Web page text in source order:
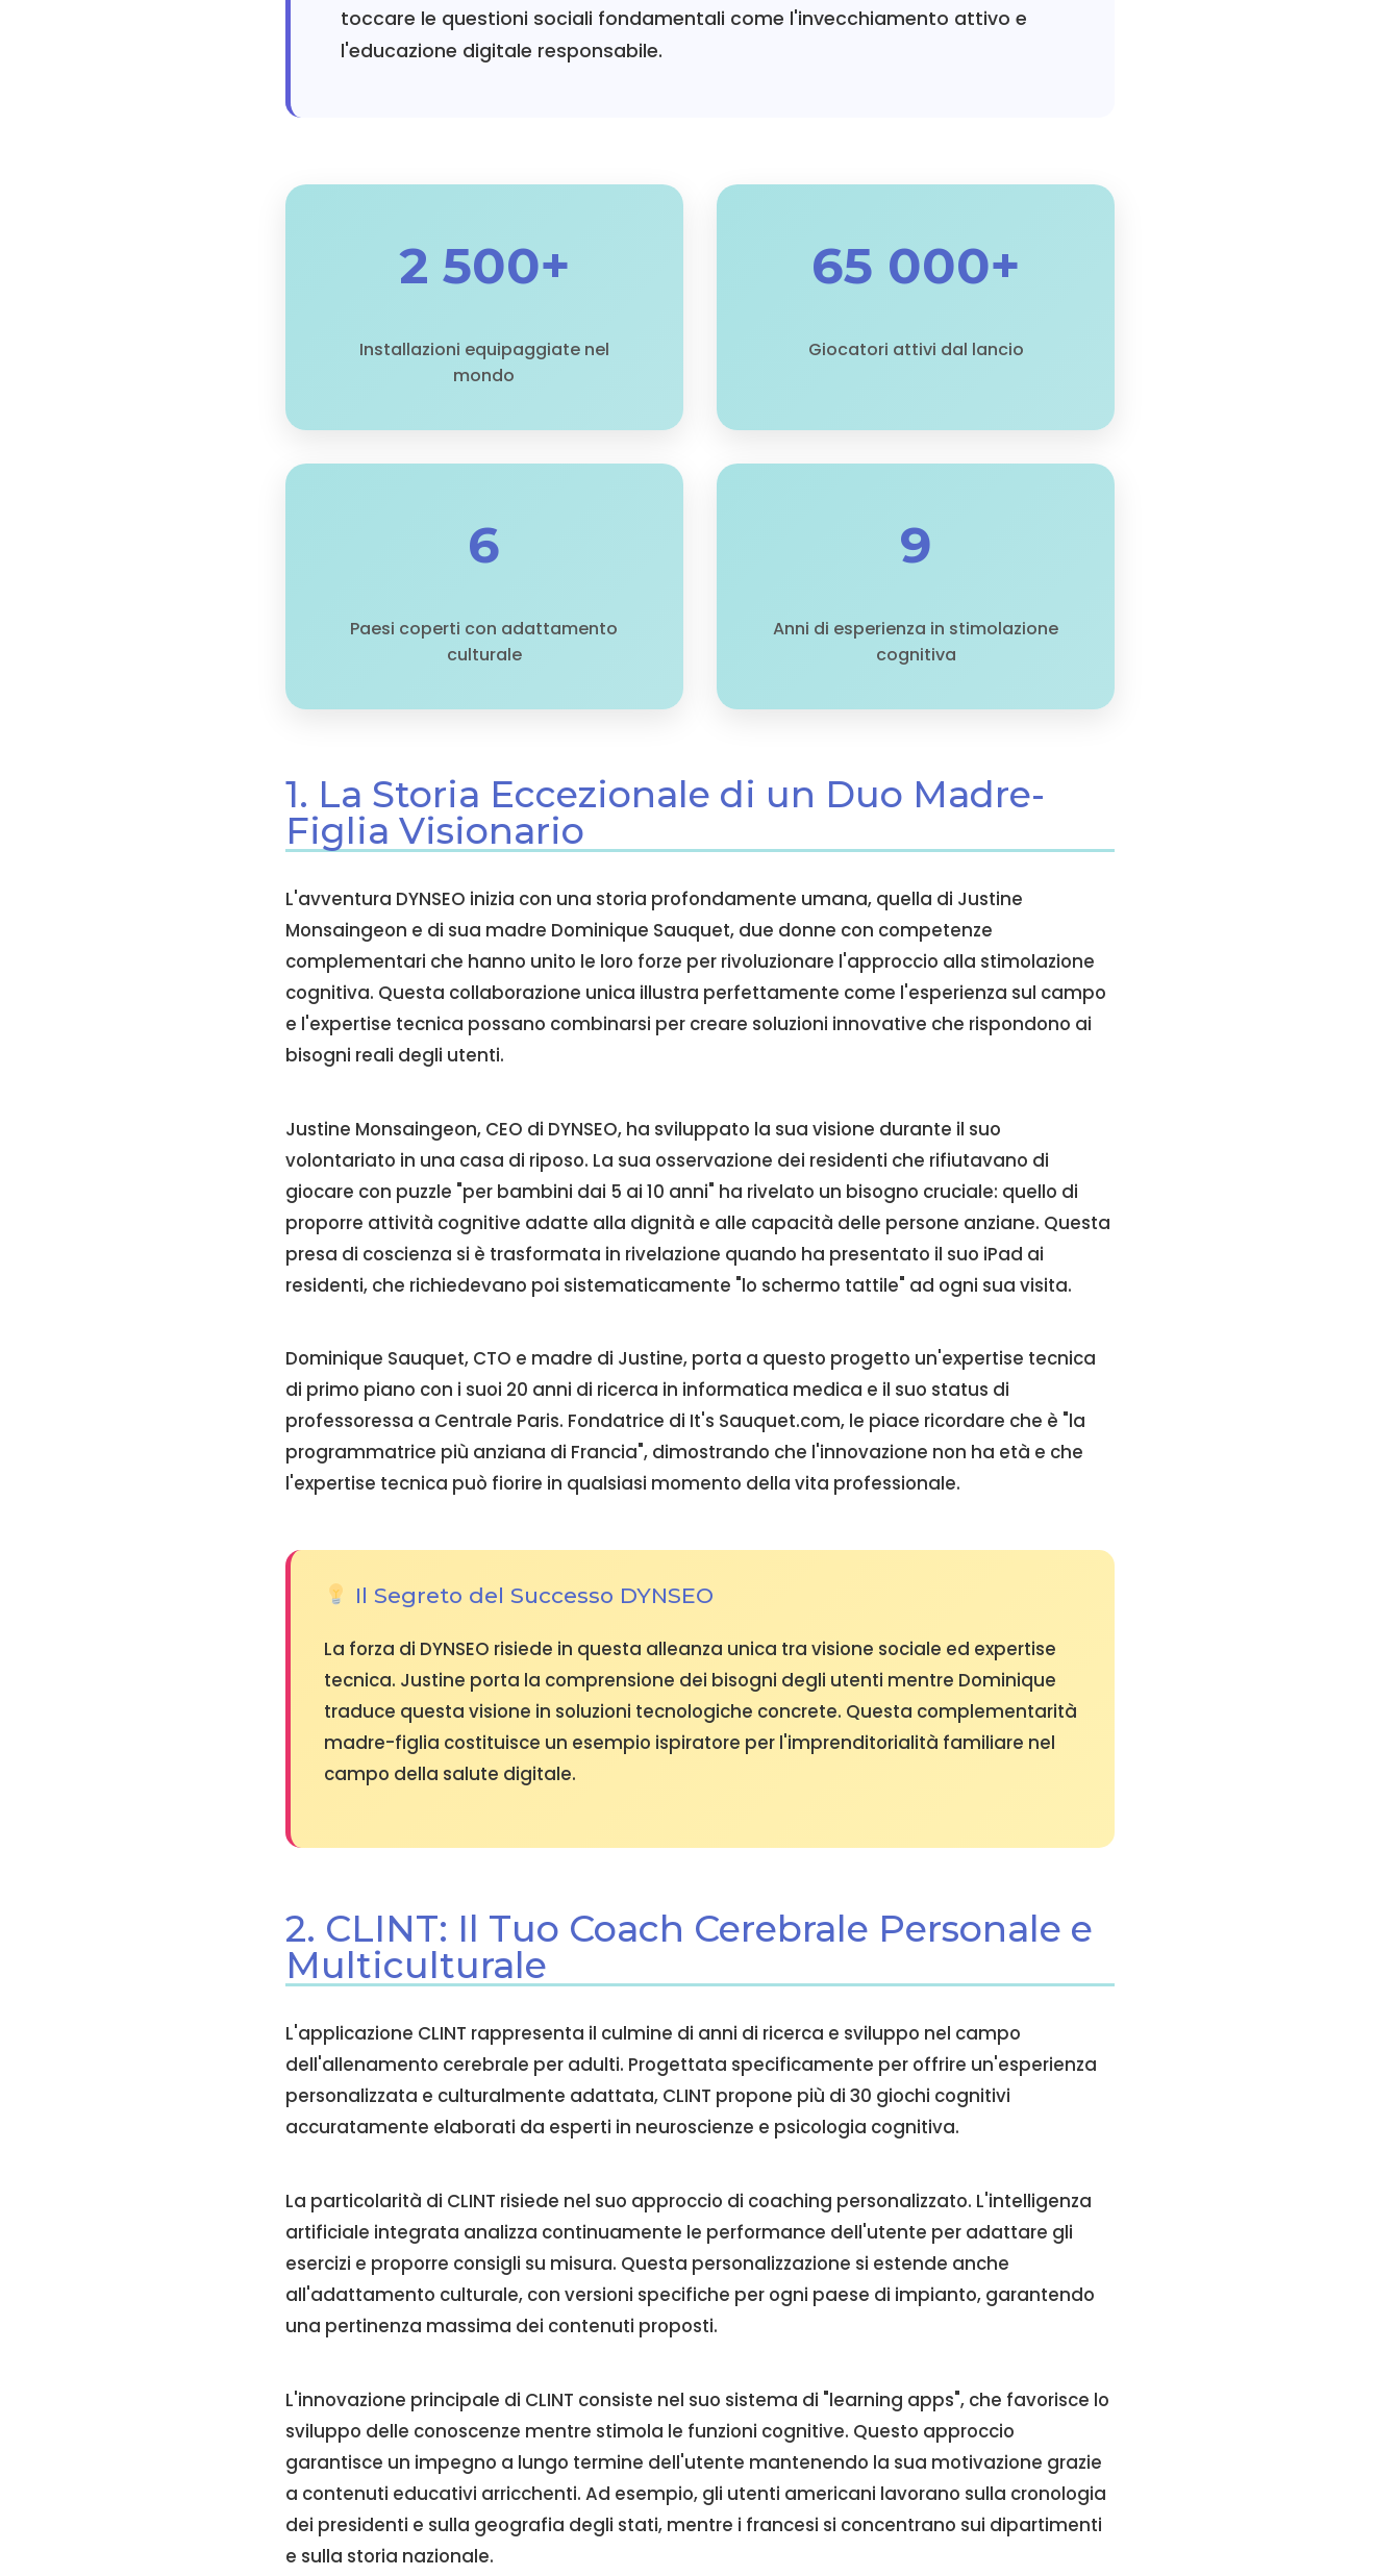
toccare le questioni sociali fondamentali come l'invecchiamento attivo e
l'educazione digitale responsabile.
2 500+
Installazioni equipaggiate nel
mondo
65 000+
Giocatori attivi dal lancio
6
Paesi coperti con adattamento
culturale
9
Anni di esperienza in stimolazione
cognitiva
1. La Storia Eccezionale di un Duo Madre-
Figlia Visionario
L'avventura DYNSEO inizia con una storia profondamente umana, quella di Justine
Monsaingeon e di sua madre Dominique Sauquet, due donne con competenze
complementari che hanno unito le loro forze per rivoluzionare l'approccio alla stimolazione
cognitiva. Questa collaborazione unica illustra perfettamente come l'esperienza sul campo
e l'expertise tecnica possano combinarsi per creare soluzioni innovative che rispondono ai
bisogni reali degli utenti.
Justine Monsaingeon, CEO di DYNSEO, ha sviluppato la sua visione durante il suo
volontariato in una casa di riposo. La sua osservazione dei residenti che rifiutavano di
giocare con puzzle "per bambini dai 5 ai 10 anni" ha rivelato un bisogno cruciale: quello di
proporre attività cognitive adatte alla dignità e alle capacità delle persone anziane. Questa
presa di coscienza si è trasformata in rivelazione quando ha presentato il suo iPad ai
residenti, che richiedevano poi sistematicamente "lo schermo tattile" ad ogni sua visita.
Dominique Sauquet, CTO e madre di Justine, porta a questo progetto un'expertise tecnica
di primo piano con i suoi 20 anni di ricerca in informatica medica e il suo status di
professoressa a Centrale Paris. Fondatrice di It's Sauquet.com, le piace ricordare che è "la
programmatrice più anziana di Francia", dimostrando che l'innovazione non ha età e che
l'expertise tecnica può fiorire in qualsiasi momento della vita professionale.
Il Segreto del Successo DYNSEO
La forza di DYNSEO risiede in questa alleanza unica tra visione sociale ed expertise
tecnica. Justine porta la comprensione dei bisogni degli utenti mentre Dominique
traduce questa visione in soluzioni tecnologiche concrete. Questa complementarità
madre-figlia costituisce un esempio ispiratore per l'imprenditorialità familiare nel
campo della salute digitale.
2. CLINT: Il Tuo Coach Cerebrale Personale e
Multiculturale
L'applicazione CLINT rappresenta il culmine di anni di ricerca e sviluppo nel campo
dell'allenamento cerebrale per adulti. Progettata specificamente per offrire un'esperienza
personalizzata e culturalmente adattata, CLINT propone più di 30 giochi cognitivi
accuratamente elaborati da esperti in neuroscienze e psicologia cognitiva.
La particolarità di CLINT risiede nel suo approccio di coaching personalizzato. L'intelligenza
artificiale integrata analizza continuamente le performance dell'utente per adattare gli
esercizi e proporre consigli su misura. Questa personalizzazione si estende anche
all'adattamento culturale, con versioni specifiche per ogni paese di impianto, garantendo
una pertinenza massima dei contenuti proposti.
L'innovazione principale di CLINT consiste nel suo sistema di "learning apps", che favorisce lo
sviluppo delle conoscenze mentre stimola le funzioni cognitive. Questo approccio
garantisce un impegno a lungo termine dell'utente mantenendo la sua motivazione grazie
a contenuti educativi arricchenti. Ad esempio, gli utenti americani lavorano sulla cronologia
dei presidenti e sulla geografia degli stati, mentre i francesi si concentrano sui dipartimenti
e sulla storia nazionale.